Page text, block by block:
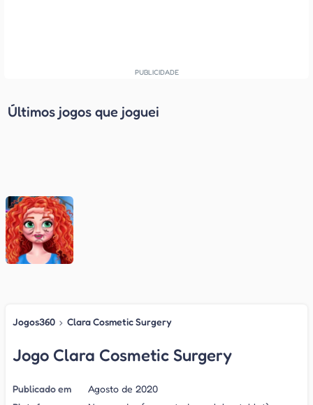
Últimos jogos que joguei
Jogos360 › Clara Cosmetic Surgery
Jogo Clara Cosmetic Surgery
Publicado em
Agosto de 2020